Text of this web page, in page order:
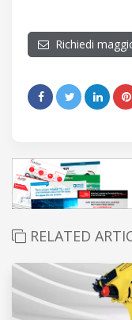
Richiedi
RELATED